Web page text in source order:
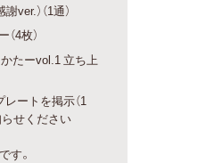
ver.）（1通）
4枚）
たーvol.1 立ち上
ートを掲示（1
せください
す。